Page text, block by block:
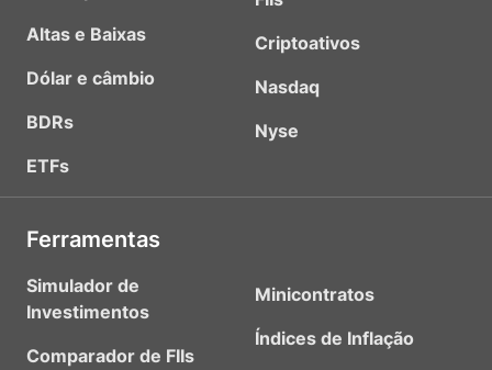
Altas e Baixas
Dólar e câmbio
BDRs
ETFs
Criptoativos
Nasdaq
Nyse
Ferramentas
Simulador de
Investimentos
Comparador de FIIs
Minicontratos
Índices de Inflação